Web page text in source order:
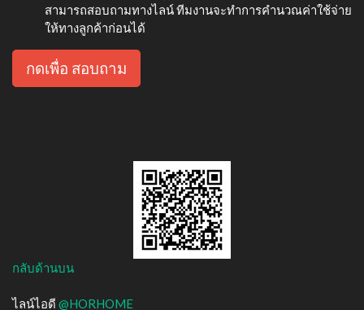
สามารถสอบถามทางไลน์ ทีมงานจะทำการคำนวณค่าใช้จ่าย
ให้ทางลูกค้าก่อนได้
กดเพื่อ สอบถาม
กลับด้านบน
ไลน์ไอดี @HORHOME